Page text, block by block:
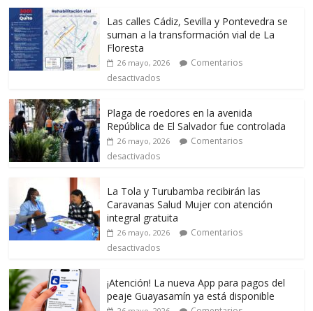
Las calles Cádiz, Sevilla y Pontevedra se
suman a la transformación vial de La
Floresta
26 mayo, 2026
Comentarios
desactivados
Plaga de roedores en la avenida
República de El Salvador fue controlada
26 mayo, 2026
Comentarios
desactivados
La Tola y Turubamba recibirán las
Caravanas Salud Mujer con atención
integral gratuita
26 mayo, 2026
Comentarios
desactivados
¡Atención! La nueva App para pagos del
peaje Guayasamín ya está disponible